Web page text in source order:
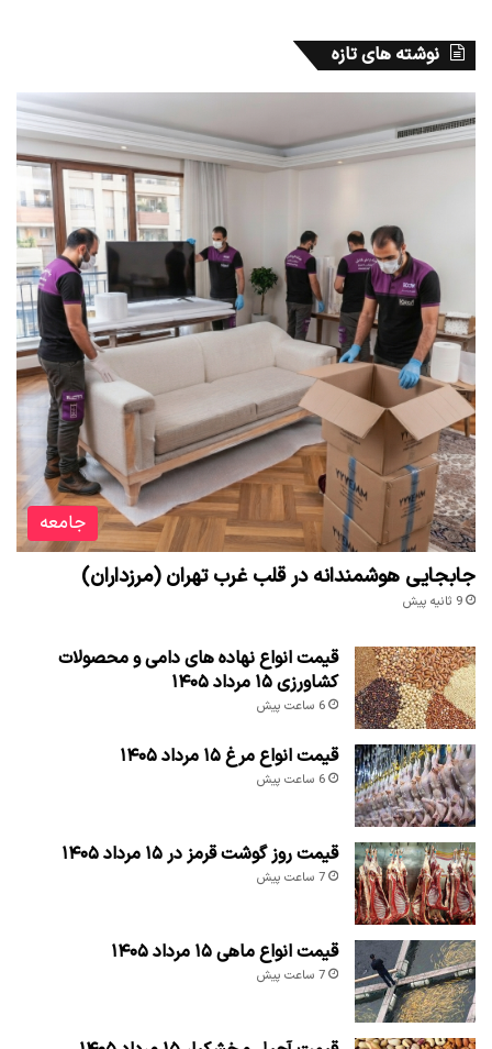
نوشته های تازه
جامعه
جابجایی هوشمندانه در قلب غرب تهران (مرزداران)
9 ثانیه پیش
قیمت انواع نهاده های دامی و محصولات
کشاورزی ۱۵ مرداد ۱۴۰۵
6 ساعت پیش
قیمت انواع مرغ ۱۵ مرداد ۱۴۰۵
6 ساعت پیش
قیمت روز گوشت قرمز در ۱۵ مرداد ۱۴۰۵
7 ساعت پیش
قیمت انواع ماهی ۱۵ مرداد ۱۴۰۵
7 ساعت پیش